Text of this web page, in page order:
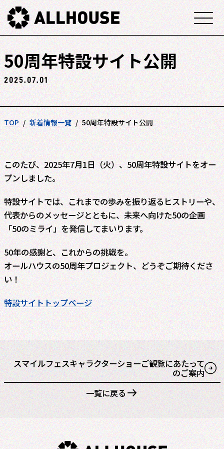
50周年特設サイト公開
2025.07.01
TOP 新着情報一覧 50周年特設サイト公開
このたび、2025年7月1日（火）、50周年特設サイトをオー
プンしました。
特設サイトでは、これまでの歩みを振り返るヒストリーや、
代表からのメッセージとともに、未来へ向けた50の企画
「50のミライ」を発信してまいります。
50年の感謝と、これからの挑戦を。
オールハウスの50周年プロジェクト、どうぞご期待くださ
い！
特設サイトトップページ
スマイルフェスキャラクターショーご観覧にあたって
のご案内
一覧に戻る